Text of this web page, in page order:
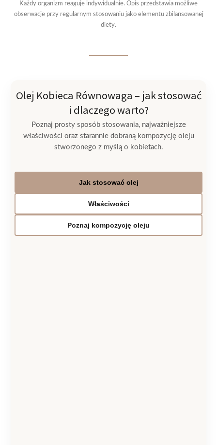
Każdy organizm reaguje indywidualnie. Opis przedstawia możliwe
obserwacje przy regularnym stosowaniu jako elementu zbilansowanej
diety.
Olej Kobieca Równowaga – jak stosować
i dlaczego warto?
Poznaj prosty sposób stosowania, najważniejsze
właściwości oraz starannie dobraną kompozycję oleju
stworzonego z myślą o kobietach.
Jak stosować olej
Właściwości
Poznaj kompozycję oleju